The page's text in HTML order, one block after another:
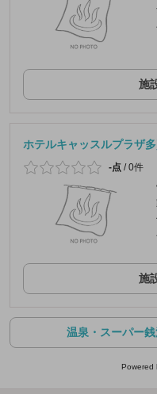
施
ホテルキャッスルプラザ多
-点 /0件
施
温泉・スーパー
Powered